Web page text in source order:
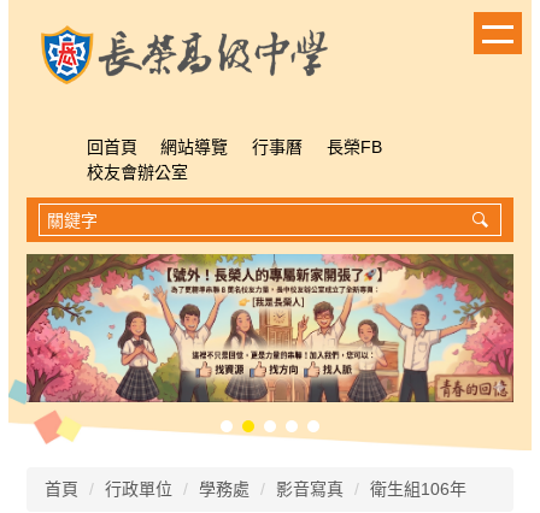
回首頁 網站導覽 行事曆
長榮FB
校友會辦公室
首頁 行政單位 學務處 影音寫真 衛生組106年